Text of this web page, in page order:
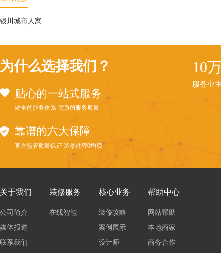
银川城市人家
为什么选择我们？
贴心的一站式服务
健全的服务体系 优质的服务质量
靠谱的六大保障
官方监管质量保证 装修过程0增项
10
服务业
关于我们
公司简介
媒体报道
联系我们
装修服务
在线智能
核心业务
装修攻略
案例展示
设计师
帮助中心
网站帮助
本地商家
商务合作